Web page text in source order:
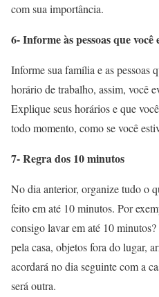
com sua importância.
6- Informe às pessoas que
Informe sua família e as pessoas
horário de trabalho, assim, você
Explique seus horários e que
todo momento, como se você
7- Regra dos 10 minutos
No dia anterior, organize tudo o
feito em até 10 minutos. Por
consigo lavar em até 10
pela casa, objetos fora do lugar,
acordará no dia seguinte com a
será outra.